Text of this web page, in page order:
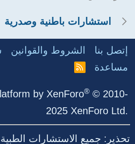
استشارات باطنية وصدرية
إتصل بنا الشروط والقوانين
مساعدة
R
by XenForo® © 2010-
2025 XenForo Ltd.
تحذير: جميع الاستشارات الطبية